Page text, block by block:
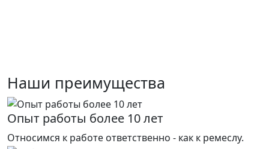
Наши преимущества
Опыт работы более 10 лет
Относимся к работе ответственно - как к ремеслу.